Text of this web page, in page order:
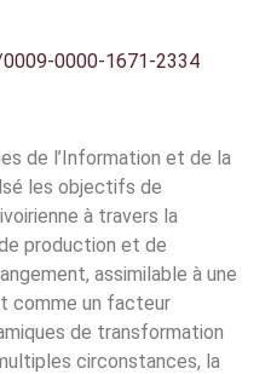
0000-1671-2334
de l’Information et de la
les objectifs de
à travers la
production et de
assimilable à une
comme un facteur
de transformation
circonstances, la